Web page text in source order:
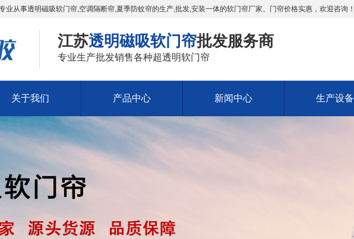
业从事透明磁吸软门帘,空调隔断帘,夏季防蚊帘的生产,批发,安装一体的软门帘厂家。门帘价格实惠，欢迎咨询！
江苏透明磁吸软门帘批发服务商
专业生产批发销售各种超透明软门帘
关于我们 产品中心 新闻中心 生产设备